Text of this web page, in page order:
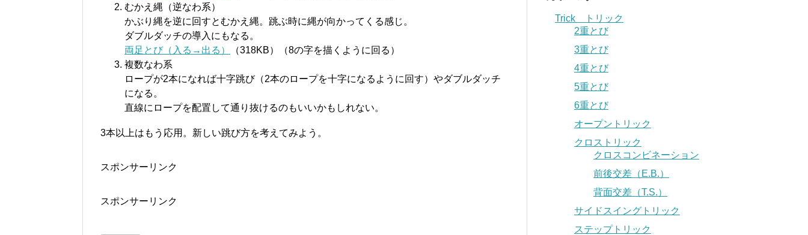
むかえ縄（逆なわ系）
かぶり縄を逆に回すとむかえ縄。跳ぶ時に縄が向かってくる感じ。
ダブルダッチの導入にもなる。
両足とび（入る→出る）
（318KB）（8の字を描くように回る）
複数なわ系
ロープが2本になれば十字跳び（2本のロープを十字になるように回す）やダブルダッチ
になる。
直線にロープを配置して通り抜けるのもいいかもしれない。
3本以上はもう応用。新しい跳び方を考えてみよう。
スポンサーリンク
スポンサーリンク
Trick トリック
2重とび
3重とび
4重とび
5重とび
6重とび
オープントリック
クロストリック
クロスコンビネーション
前後交差（E.B.）
背面交差（T.S.）
サイドスイングトリック
ステップトリック